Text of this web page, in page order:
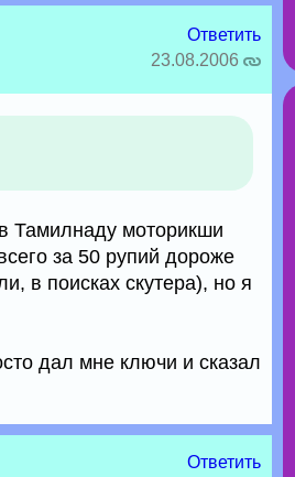
Ответить
23.08.2006
Тамилнаду моторикши
за 50 рупий дороже
в поисках скутера), но я
дал мне ключи и сказал
Ответить